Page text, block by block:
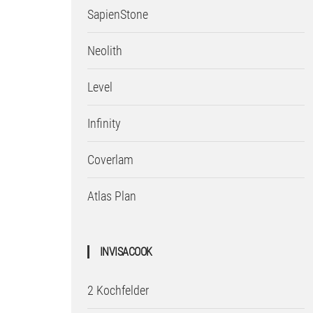
SapienStone
Neolith
Level
Infinity
Coverlam
Atlas Plan
INVISACOOK
2 Kochfelder